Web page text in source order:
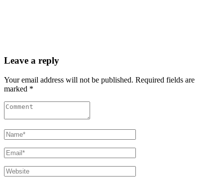
Leave a reply
Your email address will not be published. Required fields are
marked *